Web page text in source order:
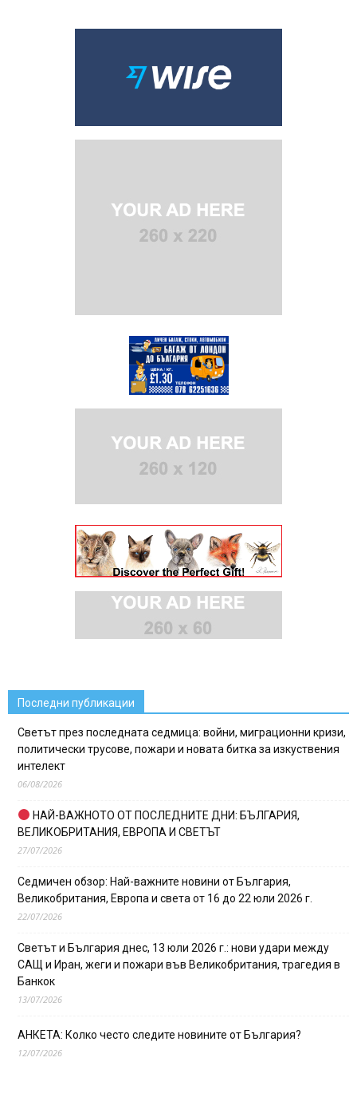
Последни публикации
Светът през последната седмица: войни, миграционни кризи,
политически трусове, пожари и новата битка за изкуствения
интелект
06/08/2026
НАЙ-ВАЖНОТО ОТ ПОСЛЕДНИТЕ ДНИ: БЪЛГАРИЯ,
ВЕЛИКОБРИТАНИЯ, ЕВРОПА И СВЕТЪТ
27/07/2026
Седмичен обзор: Най-важните новини от България,
Великобритания, Европа и света от 16 до 22 юли 2026 г.
22/07/2026
Светът и България днес, 13 юли 2026 г.: нови удари между
САЩ и Иран, жеги и пожари във Великобритания, трагедия в
Банкок
13/07/2026
АНКЕТА: Колко често следите новините от България?
12/07/2026